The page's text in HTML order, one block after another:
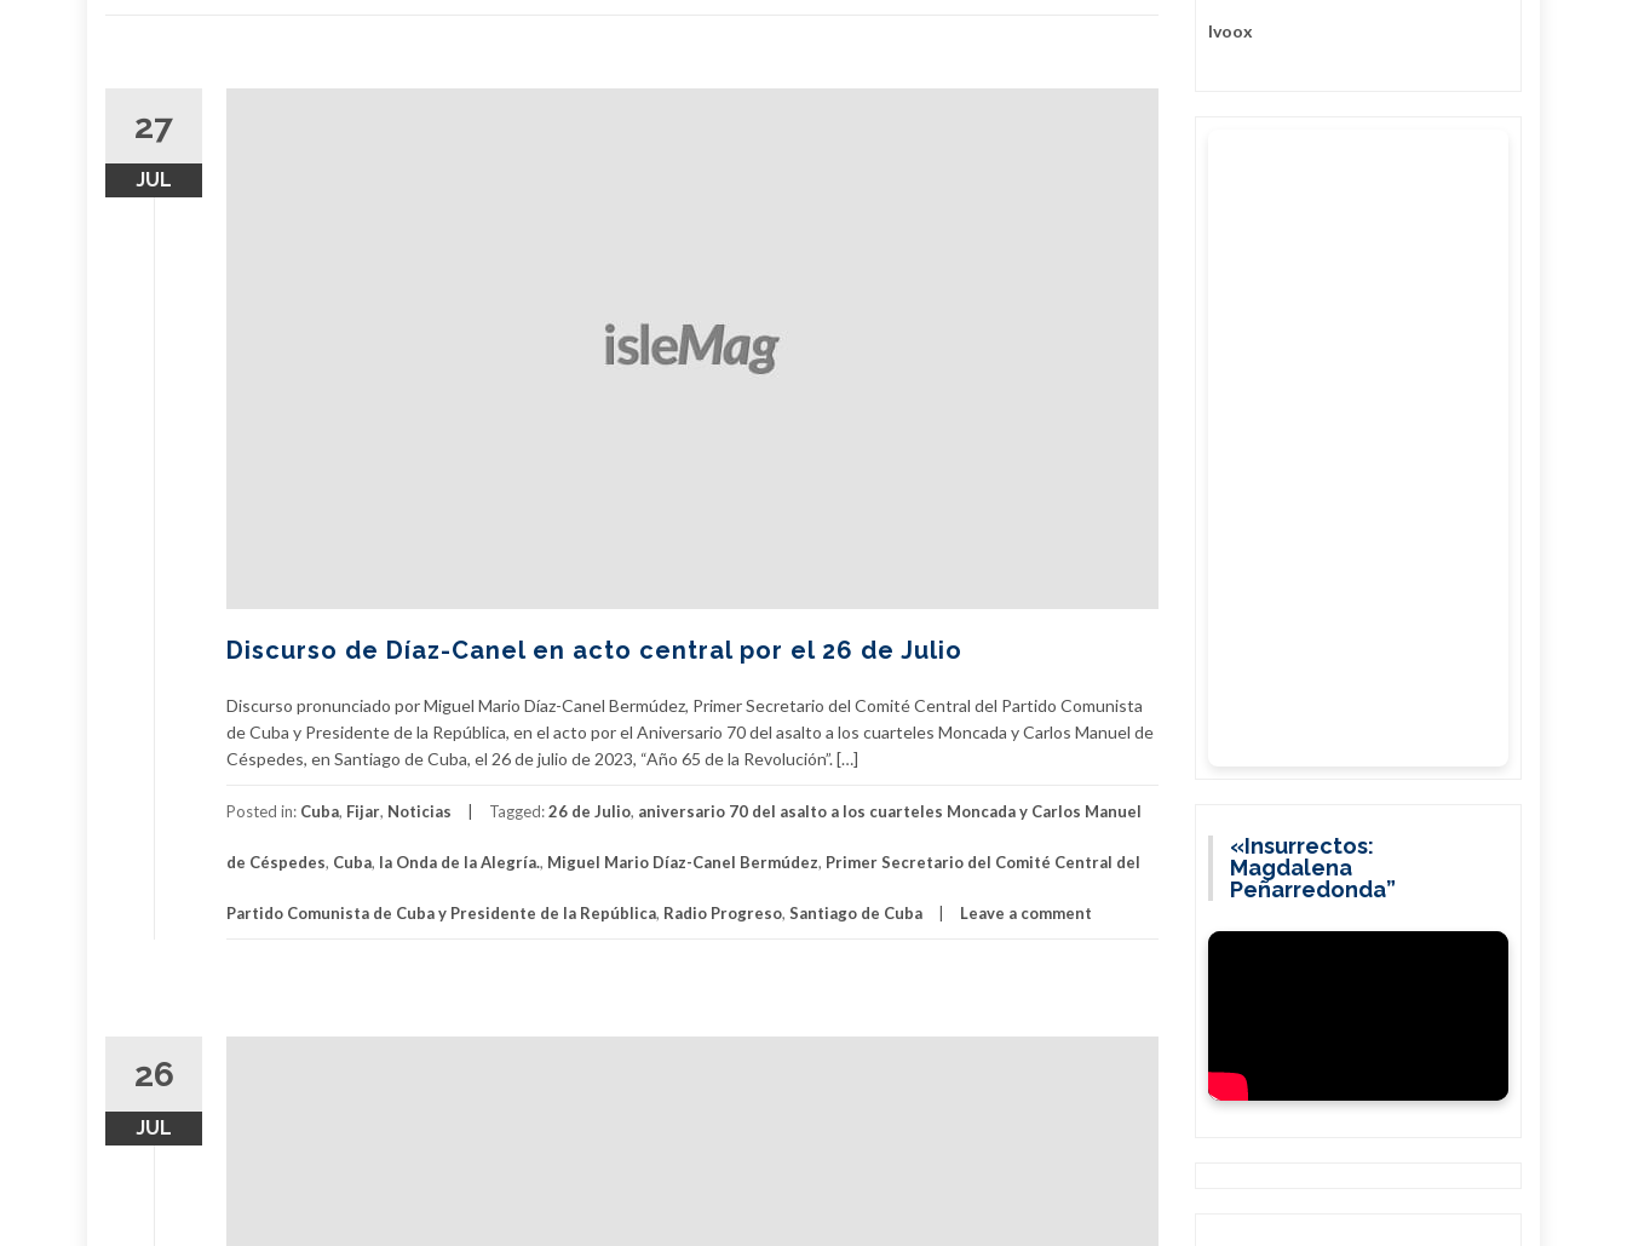
27
JUL
Discurso de Díaz-Canel en acto central por el 26 de Julio
Discurso pronunciado por Miguel Mario Díaz-Canel Bermúdez, Primer Secretario del Comité Central del Partido Comunista
de Cuba y Presidente de la República, en el acto por el Aniversario 70 del asalto a los cuarteles Moncada y Carlos Manuel de
Céspedes, en Santiago de Cuba, el 26 de julio de 2023, “Año 65 de la Revolución”. […]
Posted in: Cuba, Fijar, Noticias Tagged:26 de Julio, aniversario 70 del asalto a los cuarteles Moncada y Carlos Manuel
de Céspedes, Cuba, la Onda de la Alegría., Miguel Mario Díaz-Canel Bermúdez, Primer Secretario del Comité Central del
Partido Comunista de Cuba y Presidente de la República, Radio Progreso, Santiago de Cuba Leave a comment
26
JUL
Ivoox
«Insurrectos:
Magdalena
Peñarredonda”